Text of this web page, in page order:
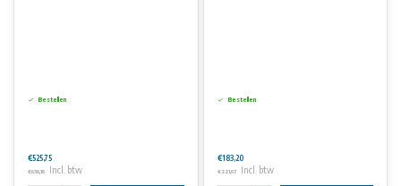
Bestellen
€525,75
€636,16 Incl. btw
Bestellen
€183,20
€221,67 Incl. btw